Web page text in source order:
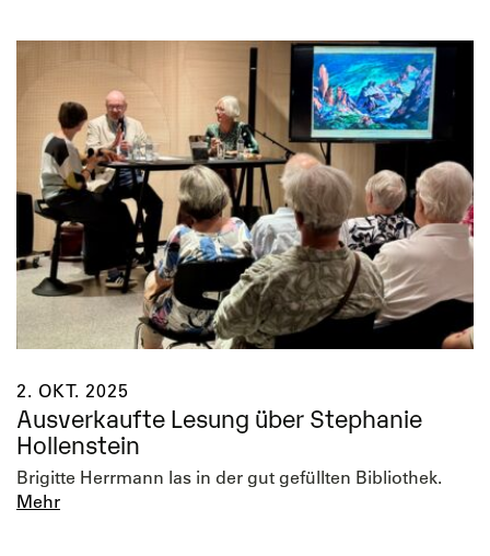
2. OKT. 2025
Ausverkaufte Lesung über Stephanie
Hollenstein
Brigitte Herrmann las in der gut gefüllten Bibliothek.
Mehr